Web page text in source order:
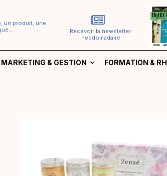
un produit, une
Recevoir la newsletter
hebdomadaire
MARKETING & GESTION FORMATION & RH